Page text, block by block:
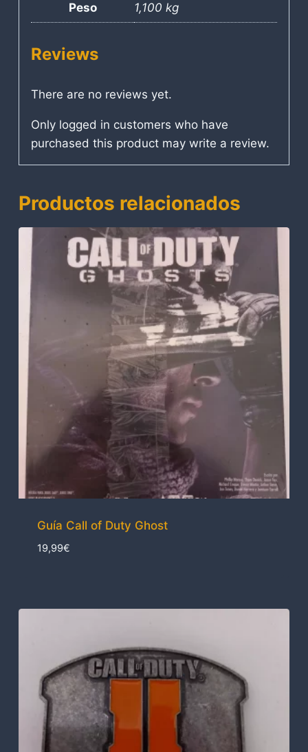
Peso 1,100 kg
Reviews
There are no reviews yet.
Only logged in customers who have
purchased this product may write a review.
Productos relacionados
Guía Call of Duty Ghost
19,99€